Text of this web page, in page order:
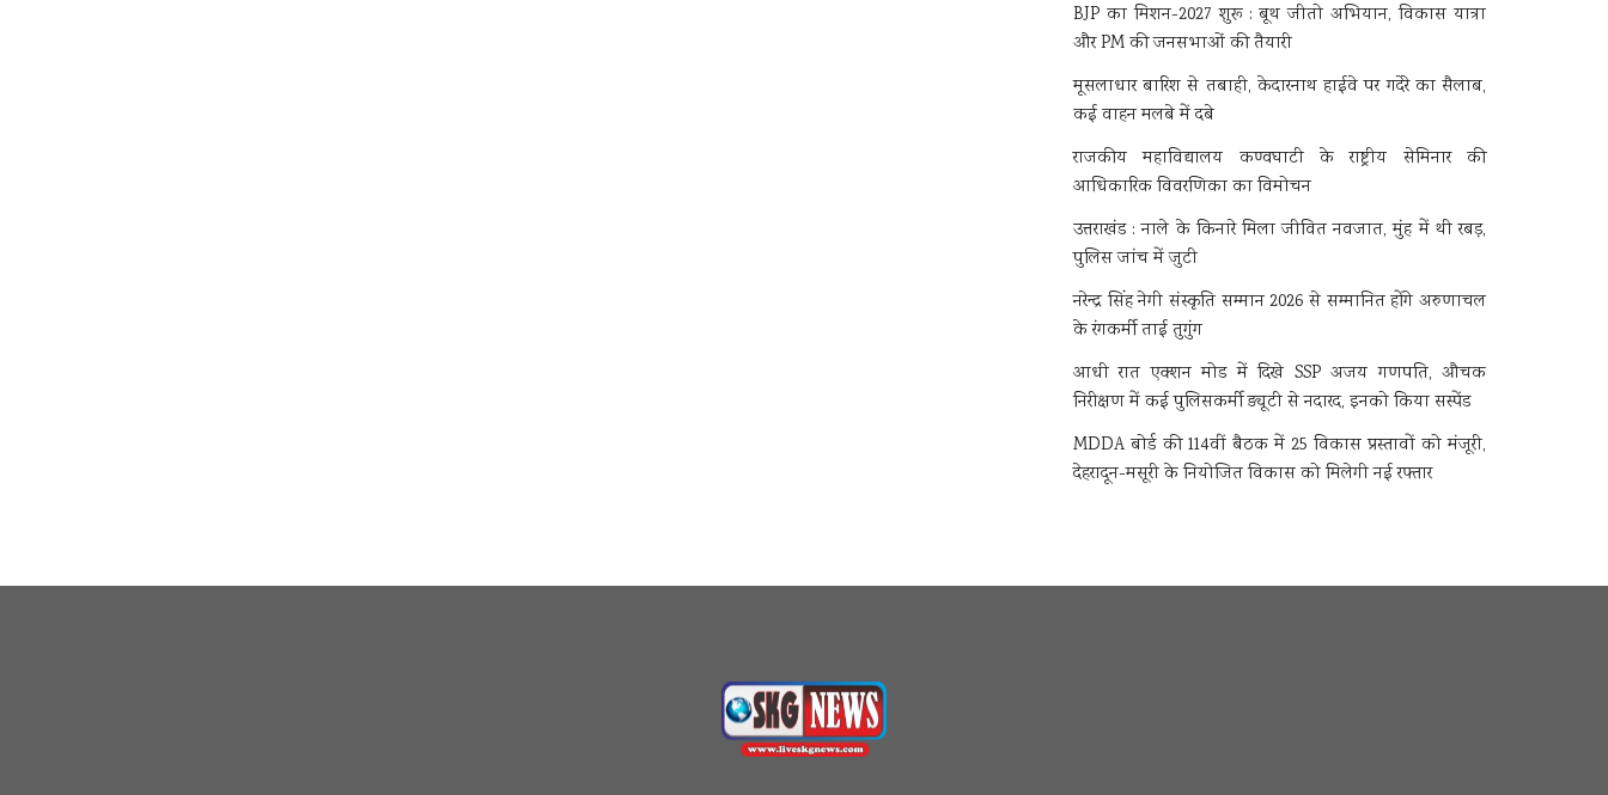
BJP का मिशन-2027 शुरू : बूथ जीतो अभियान, विकास यात्रा
और PM की जनसभाओं की तैयारी
मूसलाधार बारिश से तबाही, केदारनाथ हाईवे पर गदेरे का सैलाब,
कई वाहन मलबे में दबे
राजकीय महाविद्यालय कण्वघाटी के राष्ट्रीय सेमिनार की
आधिकारिक विवरणिका का विमोचन
उत्तराखंड : नाले के किनारे मिला जीवित नवजात, मुंह में थी रबड़,
पुलिस जांच में जुटी
नरेन्द्र सिंह नेगी संस्कृति सम्मान 2026 से सम्मानित होंगे अरुणाचल
के रंगकर्मी ताई तुगुंग
आधी रात एक्शन मोड में दिखे SSP अजय गणपति, औचक
निरीक्षण में कई पुलिसकर्मी ड्यूटी से नदारद, इनको किया सस्पेंड
MDDA बोर्ड की 114वीं बैठक में 25 विकास प्रस्तावों को मंजूरी,
देहरादून-मसूरी के नियोजित विकास को मिलेगी नई रफ्तार